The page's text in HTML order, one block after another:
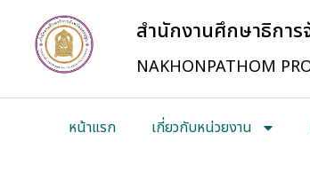
สำนักงานศึกษาธิกา
NAKHONPATHOM
หน้าแรก เกี่ยวกับหน่วยงาน